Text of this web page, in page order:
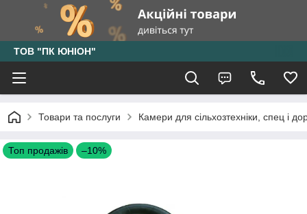
ТОВ "ПК ЮНІОН"
Товари та послуги Камери для сільхозтехніки, спец і
Топ продажів –10%